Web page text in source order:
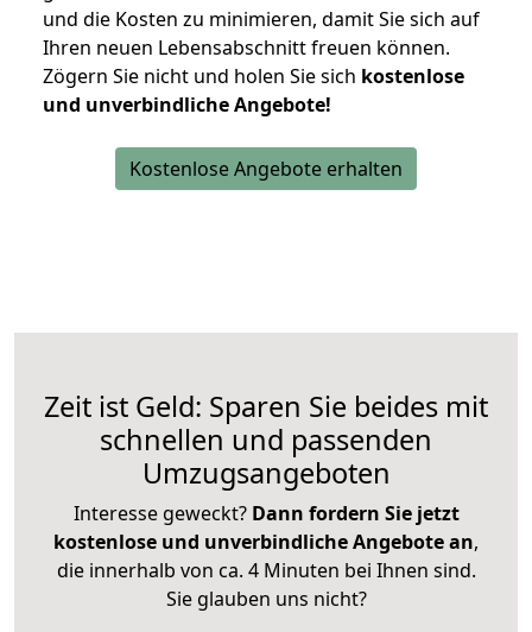
und die Kosten zu minimieren, damit Sie sich auf
Ihren neuen Lebensabschnitt freuen können.
Zögern Sie nicht und holen Sie sich kostenlose
und unverbindliche Angebote!
Kostenlose Angebote erhalten
Zeit ist Geld: Sparen Sie beides mit
schnellen und passenden
Umzugsangeboten
Interesse geweckt? Dann fordern Sie jetzt
kostenlose und unverbindliche Angebote an,
die innerhalb von ca. 4 Minuten bei Ihnen sind.
Sie glauben uns nicht?